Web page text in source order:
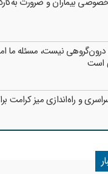
نیست، مسئله ما
است
و راه‌اندازی میز کرامت